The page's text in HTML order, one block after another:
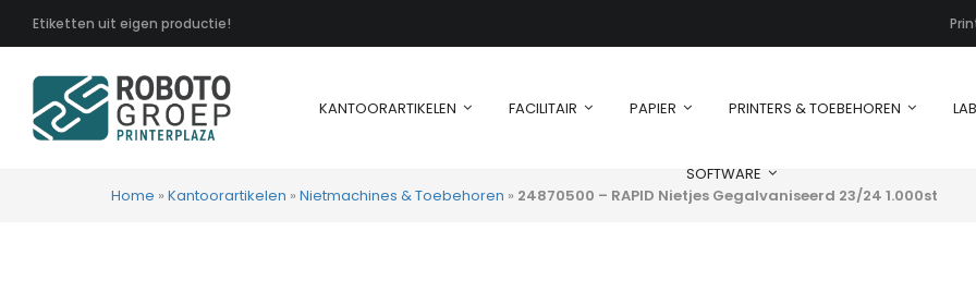
Etiketten uit eigen productie!
KANTOORARTIKELEN FACILITAIR PAPIER PRINTERS & TOEBEHOREN
SOFTWARE
Home » Kantoorartikelen » Nietmachines & Toebehoren » 24870500 – RAPID Nietjes Gegalvaniseerd 23/24 1.000st